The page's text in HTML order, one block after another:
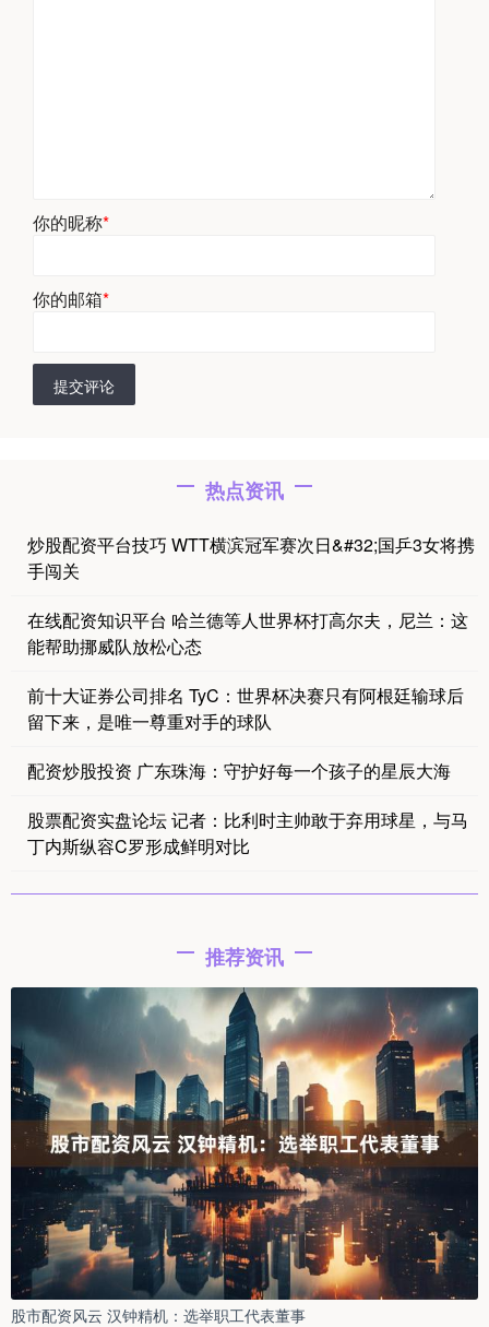
你的昵称*
你的邮箱*
提交评论
热点资讯
炒股配资平台技巧 WTT横滨冠军赛次日&#32;国乒3女将携
手闯关
在线配资知识平台 哈兰德等人世界杯打高尔夫，尼兰：这
能帮助挪威队放松心态
前十大证券公司排名 TyC：世界杯决赛只有阿根廷输球后
留下来，是唯一尊重对手的球队
配资炒股投资 广东珠海：守护好每一个孩子的星辰大海
股票配资实盘论坛 记者：比利时主帅敢于弃用球星，与马
丁内斯纵容C罗形成鲜明对比
推荐资讯
股市配资风云 汉钟精机：选举职工代表董事